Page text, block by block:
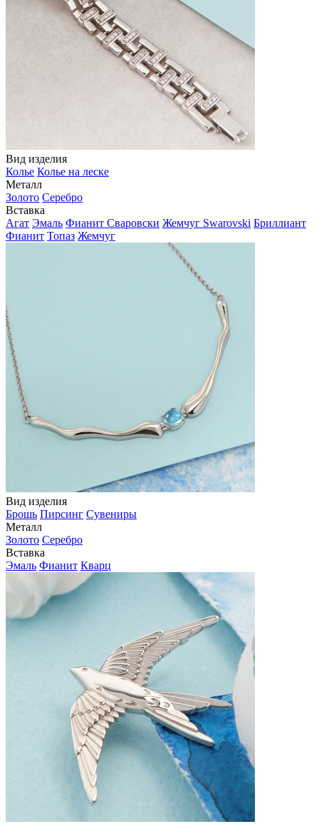
Вид изделия
Колье Колье на леске
Металл
Золото Серебро
Вставка
Агат Эмаль Фианит Сваровски Жемчуг Swarovski Бриллиант
Фианит Топаз Жемчуг
Вид изделия
Брошь Пирсинг Сувениры
Металл
Золото Серебро
Вставка
Эмаль Фианит Кварц